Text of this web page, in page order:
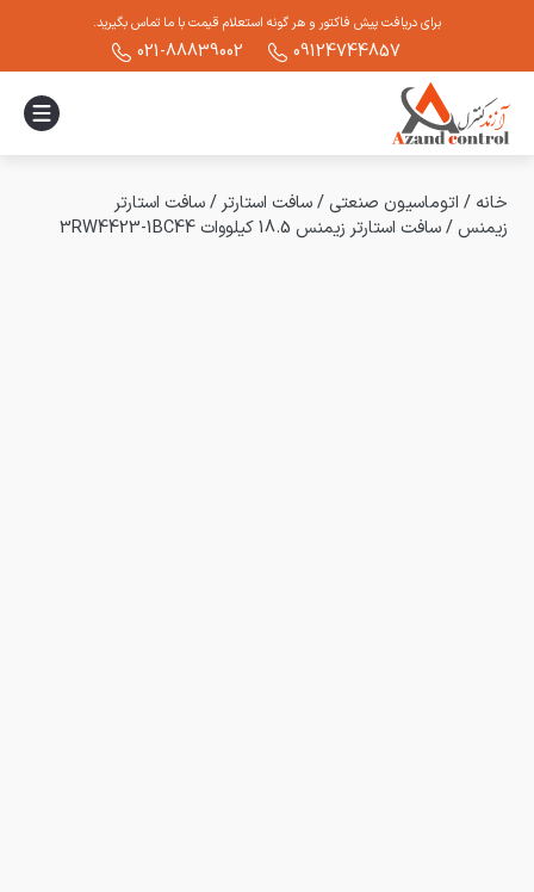
برای دریافت پیش فاکتور و هر گونه استعلام قیمت با ما تماس بگیرید.
09124744857
021-88839002
خانه / اتوماسیون صنعتی /سافت استارتر /سافت استارتر
زیمنس /سافت استارتر زیمنس 18.5 کیلووات 3RW4423-1BC44